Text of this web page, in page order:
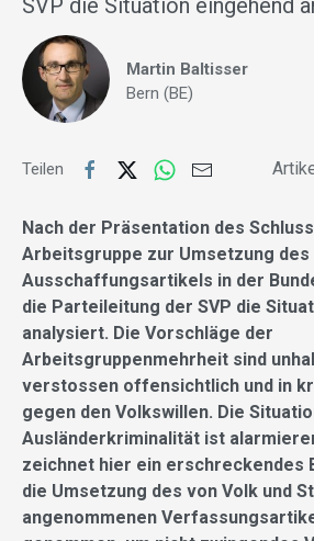
SVP die Situation eingehend
Martin Baltisser
Bern (BE)
Teilen
Nach der Präsentation des
Arbeitsgruppe zur Umsetzung des
Ausschaffungsartikels in der
die Parteileitung der SVP die
analysiert. Die Vorschläge der
Arbeitsgruppenmehrheit sind
verstossen offensichtlich und in
gegen den Volkswillen. Die
Ausländerkriminalität ist
zeichnet hier ein erschreckendes
die Umsetzung des von Volk und
angenommenen